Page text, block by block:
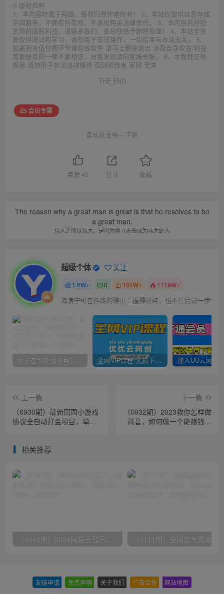
© 版权声明
1、本内容转载于网络，版权归原作者所有！ 2、本站仅提供信息存储
空间服务，不拥有所有权，不承担相关法律责任。 3、本内容若侵犯
到你的版权利益，请联系我们，会尽快给予删除处理！ 4、本站全资
源仅供测试和学习，请勿用于非法操作，一切后果与本站无关。 5、
如遇到充值付费环节课程或软件 请马上删除退出 涉及自身权益/利益
需要投资的一律不要相信，访客发现请向客服举报。 6、本教程仅供
揭秘 请勿用于非法违规操作 否则和作者 官网 无关
THE END
会员专属
喜欢就支持一下吧
点赞45 分享 收藏
The reason why a great man is great is that he resolves to be
a great man.
伟人之所以伟大，是因为他立志要成为伟大的人
超级个体 关注
1.6W+ 0 101W+ 1119W+
海浪宁可在挡路的礁山上撞得粉碎，也不肯后退一步
你还在到处找项目？还在当韭菜？我靠卖项目一个月收入5万+，曾经我也是个失败者。 全网VIP课程 无损下载~
上一篇
（6930期）最新田园小游戏
协议全自动打金项目，单号
下一篇
（6932期）2023教你怎样做
抖音，如何做一个能赚钱的
相关推荐
友链申请 免责声明 关于我们 广告合作 网站地图